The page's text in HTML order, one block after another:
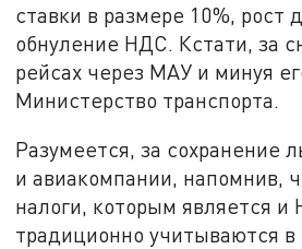
ставки в размере 10%, рост
обнуление НДС. Кстати, за
рейсах через МАУ и минуя
Министерство транспорта.
Разумеется, за сохранение
и авиакомпании, напомнив,
налоги, которым является и
традиционно учитываются